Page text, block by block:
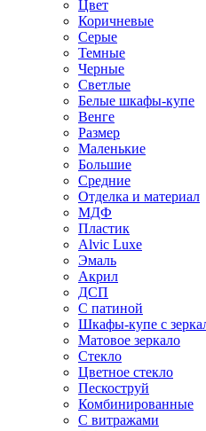
Цвет
Коричневые
Серые
Темные
Черные
Светлые
Белые шкафы-купе
Венге
Размер
Маленькие
Большие
Средние
Отделка и материал
МДФ
Пластик
Alvic Luxe
Эмаль
Акрил
ДСП
С патиной
Шкафы-купе с
Матовое зеркало
Стекло
Цветное стекло
Пескоструй
Комбинированные
С витражами